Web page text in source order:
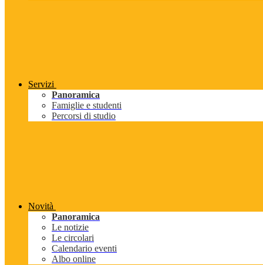
Servizi
Panoramica
Famiglie e studenti
Percorsi di studio
Novità
Panoramica
Le notizie
Le circolari
Calendario eventi
Albo online